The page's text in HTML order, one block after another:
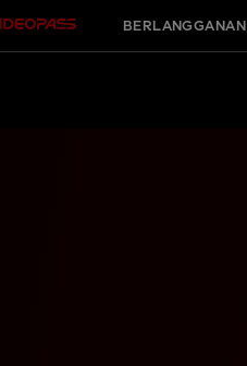
BERLANGGANAN